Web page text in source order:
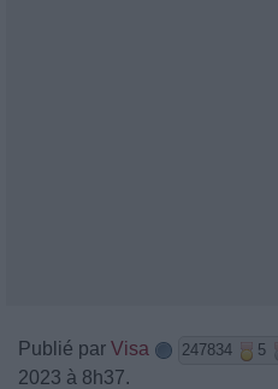
Publié par Visa 247834 5
2023 à 8h37.